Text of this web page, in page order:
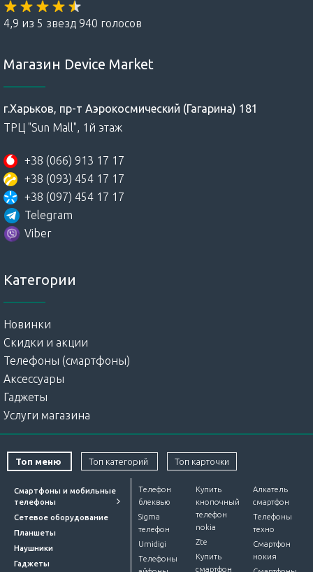
4,9 из 5 звезд 940 голосов
Магазин Device Market
г.Харьков, пр-т Аэрокосмический (Гагарина) 181
ТРЦ "Sun Mall", 1й этаж
+38 (066) 913 17 17
+38 (093) 454 17 17
+38 (097) 454 17 17
Telegram
Viber
Категории
Новинки
Скидки и акции
Телефоны (смартфоны)
Аксессуары
Гаджеты
Услуги магазина
Топ меню Топ категорий Топ карточки
Смартфоны и мобильные
телефоны
Сетевое оборудование
Планшеты
Наушники
Гаджеты
Телефон
блеквью
Sigma
телефон
Umidigi
Телефоны
Купить
кнопочный
телефон
nokia
Zte
Купить
смартфон
Алкатель
смартфон
Телефоны
техно
Смартфон
нокия